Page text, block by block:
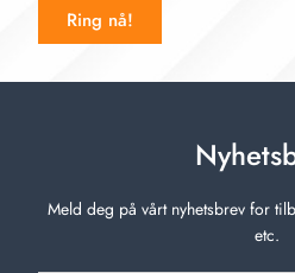
Ring nå!
Meld deg på vårt nyhetsbrev for
etc.